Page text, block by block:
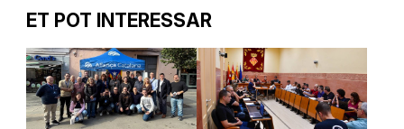
ET POT INTERESSAR